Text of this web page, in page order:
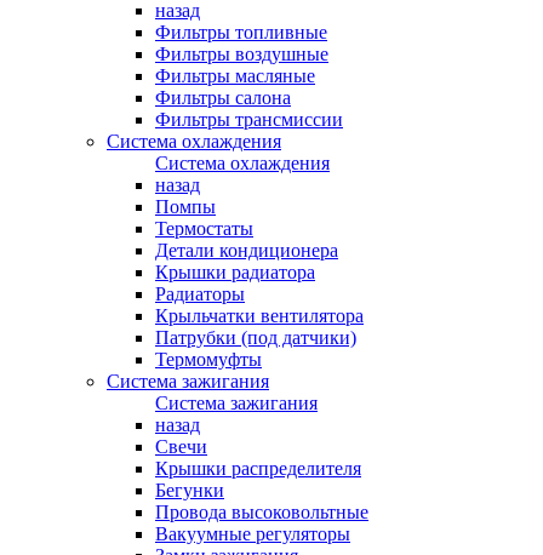
назад
Фильтры топливные
Фильтры воздушные
Фильтры масляные
Фильтры салона
Фильтры трансмиссии
Система охлаждения
Система охлаждения
назад
Помпы
Термостаты
Детали кондиционера
Крышки радиатора
Радиаторы
Крыльчатки вентилятора
Патрубки (под датчики)
Термомуфты
Система зажигания
Система зажигания
назад
Свечи
Крышки распределителя
Бегунки
Провода высоковольтные
Вакуумные регуляторы